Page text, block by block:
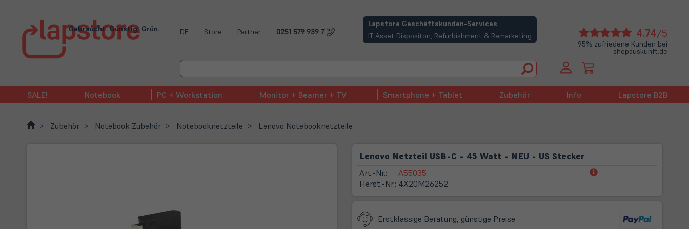
Gebraucht. Günstig. Grün. DE Store Partner 0251 579 939 7
Lapstore Geschäftskunden-Services
IT Asset Dispositon, Refurbishment & Remarketing
(öffnet in neuem Tab)
4.74/5
95% zufriedene Kunden bei
shopauskunft.de
SALE! Notebook PC + Workstation Monitor + Beamer + TV Smartphone + Tablet Zubehör Info Lapstore B2B
Zubehör Notebook Zubehör Notebooknetzteile Lenovo Notebooknetzteile
Lenovo Netzteil USB-C - 45 Watt - NEU - US Stecker
Art.-Nr.:
Herst.-Nr.:
A55035
4X20M26252
(öffnet
Erstklassige Beratung, günstige Preise